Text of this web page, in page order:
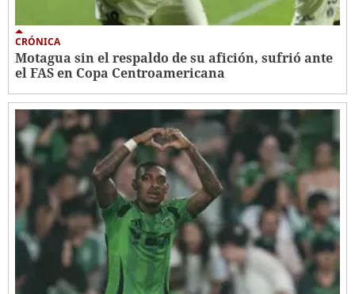
CRÓNICA
Motagua sin el respaldo de su afición, sufrió ante
el FAS en Copa Centroamericana